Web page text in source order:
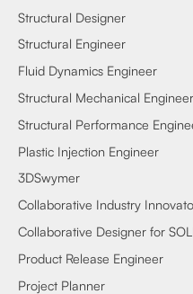
Structural Designer
Structural Engineer
Fluid Dynamics Engineer
Structural Mechanical Engineer
Structural Performance
Plastic Injection Engineer
3DSwymer
Collaborative Industry
Collaborative Designer for
Product Release Engineer
Project Planner